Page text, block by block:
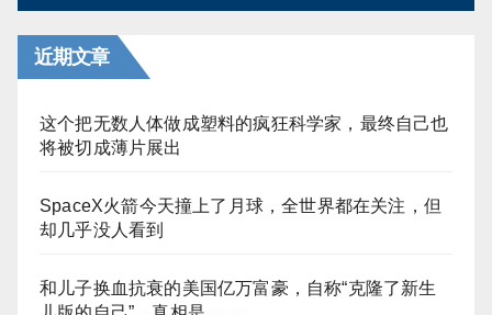
近期文章
这个把无数人体做成塑料的疯狂科学家，最终自己也
将被切成薄片展出
SpaceX火箭今天撞上了月球，全世界都在关注，但
却几乎没人看到
和儿子换血抗衰的美国亿万富豪，自称“克隆了新生